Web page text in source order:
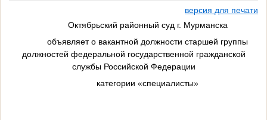
версия для печати
Октябрьский районный суд г. Мурманска
объявляет о вакантной должности старшей группы
должностей федеральной государственной гражданской
службы Российской Федерации
категории «специалисты»